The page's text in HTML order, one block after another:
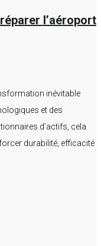
l’aéroport
inévitable
et des
d’actifs, cela
durabilité, efficacité